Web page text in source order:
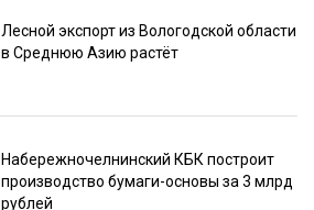
Лесной экспорт из Вологодской области
в Среднюю Азию растёт
Набережночелнинский КБК построит
производство бумаги-основы за 3 млрд
рублей